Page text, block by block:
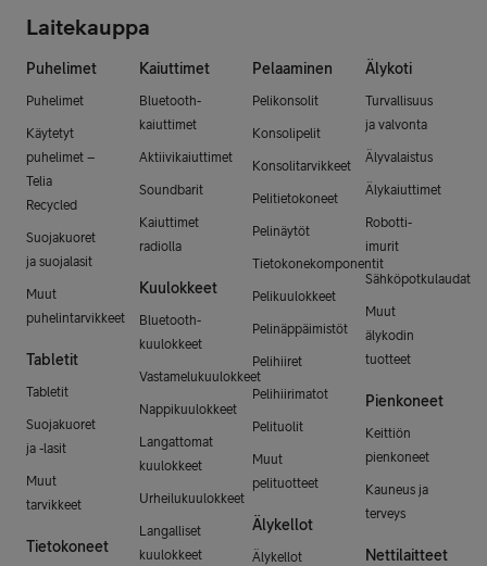
Laitekauppa
Puhelimet
Puhelimet
Käytetyt
puhelimet –
Telia
Recycled
Suojakuoret
ja suojalasit
Muut
puhelintarvikkeet
Tabletit
Tabletit
Suojakuoret
ja -lasit
Muut
tarvikkeet
Tietokoneet
Kaiuttimet
Bluetooth-
kaiuttimet
Aktiivikaiuttimet
Soundbarit
Kaiuttimet
radiolla
Kuulokkeet
Bluetooth-
kuulokkeet
Vastamelukuulokkeet
Nappikuulokkeet
Langattomat
kuulokkeet
Urheilukuulokkeet
Langalliset
kuulokkeet
Pelaaminen
Pelikonsolit
Konsolipelit
Konsolitarvikkeet
Pelitietokoneet
Pelinäytöt
Tietokonekomponentit
Pelikuulokkeet
Pelinäppäimistöt
Pelihiiret
Pelihiirimatot
Pelituolit
Muut
pelituotteet
Älykellot
Älykellot
Älykoti
Turvallisuus
ja valvonta
Älyvalaistus
Älykaiuttimet
Robotti-
imurit
Sähköpotkulaudat
Muut
älykodin
tuotteet
Pienkoneet
Keittiön
pienkoneet
Kauneus ja
terveys
Nettilaitteet